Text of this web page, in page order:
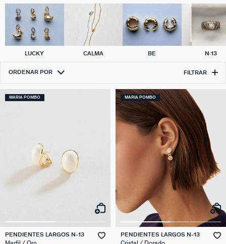
LUCKY CALMA BE N·13
ORDENAR POR FILTRAR
MARIA POMBO
PENDIENTES LARGOS N-13
MARIA POMBO
PENDIENTES LARGOS N-13